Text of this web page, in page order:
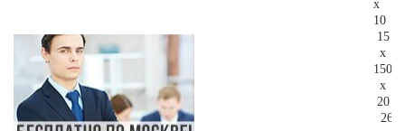
x
10
15
x
150
x
20